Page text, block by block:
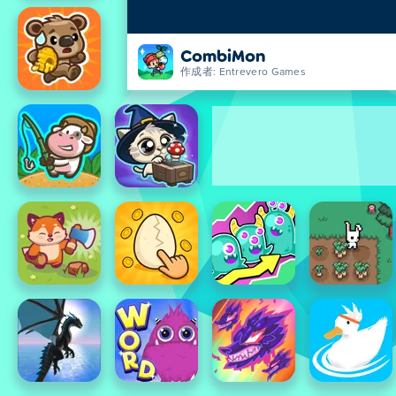
CombiMon
作成者: Entrevero Games